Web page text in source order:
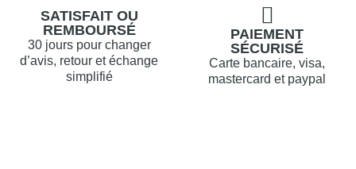
SATISFAIT OU
REMBOURSÉ
30 jours pour changer
d’avis, retour et échange
simplifié
PAIEMENT
SÉCURISÉ
Carte bancaire, visa,
mastercard et paypal